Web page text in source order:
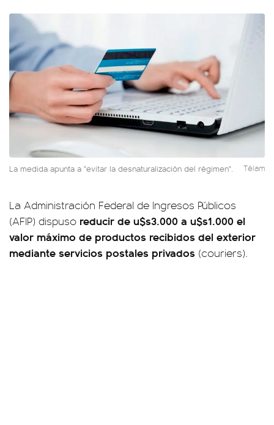
La medida apunta a "evitar la desnaturalización del régimen". Télam
La Administración Federal de Ingresos Públicos
(AFIP) dispuso reducir de u$s3.000 a u$s1.000 el
valor máximo de productos recibidos del exterior
mediante servicios postales privados (couriers).